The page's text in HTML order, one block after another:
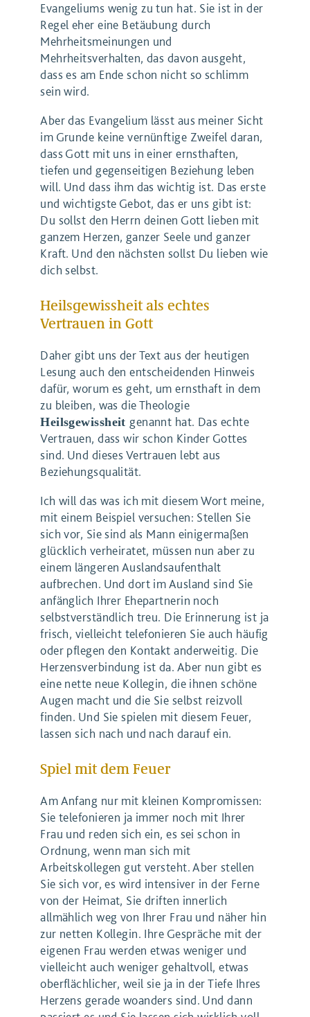
Evangeliums wenig zu tun hat. Sie ist in der
Regel eher eine Betäubung durch
Mehrheitsmeinungen und
Mehrheitsverhalten, das davon ausgeht,
dass es am Ende schon nicht so schlimm
sein wird.
Aber das Evangelium lässt aus meiner Sicht
im Grunde keine vernünftige Zweifel daran,
dass Gott mit uns in einer ernsthaften,
tiefen und gegenseitigen Beziehung leben
will. Und dass ihm das wichtig ist. Das erste
und wichtigste Gebot, das er uns gibt ist:
Du sollst den Herrn deinen Gott lieben mit
ganzem Herzen, ganzer Seele und ganzer
Kraft. Und den nächsten sollst Du lieben wie
dich selbst.
Heilsgewissheit als echtes
Vertrauen in Gott
Daher gibt uns der Text aus der heutigen
Lesung auch den entscheidenden Hinweis
dafür, worum es geht, um ernsthaft in dem
zu bleiben, was die Theologie
Heilsgewissheit genannt hat. Das echte
Vertrauen, dass wir schon Kinder Gottes
sind. Und dieses Vertrauen lebt aus
Beziehungsqualität.
Ich will das was ich mit diesem Wort meine,
mit einem Beispiel versuchen: Stellen Sie
sich vor, Sie sind als Mann einigermaßen
glücklich verheiratet, müssen nun aber zu
einem längeren Auslandsaufenthalt
aufbrechen. Und dort im Ausland sind Sie
anfänglich Ihrer Ehepartnerin noch
selbstverständlich treu. Die Erinnerung ist ja
frisch, vielleicht telefonieren Sie auch häufig
oder pflegen den Kontakt anderweitig. Die
Herzensverbindung ist da. Aber nun gibt es
eine nette neue Kollegin, die ihnen schöne
Augen macht und die Sie selbst reizvoll
finden. Und Sie spielen mit diesem Feuer,
lassen sich nach und nach darauf ein.
Spiel mit dem Feuer
Am Anfang nur mit kleinen Kompromissen:
Sie telefonieren ja immer noch mit Ihrer
Frau und reden sich ein, es sei schon in
Ordnung, wenn man sich mit
Arbeitskollegen gut versteht. Aber stellen
Sie sich vor, es wird intensiver in der Ferne
von der Heimat, Sie driften innerlich
allmählich weg von Ihrer Frau und näher hin
zur netten Kollegin. Ihre Gespräche mit der
eigenen Frau werden etwas weniger und
vielleicht auch weniger gehaltvoll, etwas
oberflächlicher, weil sie ja in der Tiefe Ihres
Herzens gerade woanders sind. Und dann